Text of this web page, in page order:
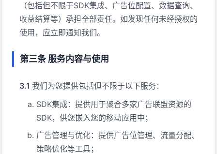
（包括但不限于SDK集成、广告位配置、数据查询、
收益结算等）承担全部责任。如发现任何未经授权的
使用，应立即通知我们。
第三条 服务内容与使用
我们为您提供包括但不限于以下服务：
SDK集成：提供用于聚合多家广告联盟资源的
SDK，供您嵌入您的移动应用中；
广告管理与优化：提供广告位管理、流量分配、
策略优化等工具；